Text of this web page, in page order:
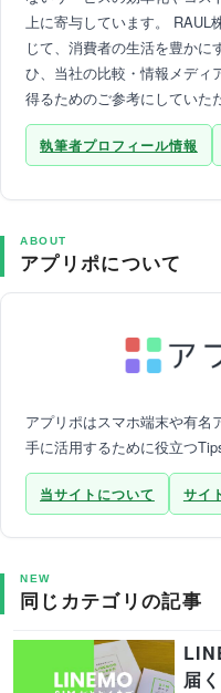
上に寄与しています。
じて、消費者の生活を豊か
ひ、当社の比較・情報メディ
得るためのご参考にしていた
執筆者プロフィール情報
ABOUT
アプリポについて
アプリポはスマホ端末や有名
手に活用するために役立つ
当サイトについて サイ
NEW
同じカテゴリの記事
届